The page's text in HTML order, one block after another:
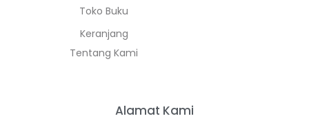
Toko Buku
Keranjang
Tentang Kami
Alamat Kami